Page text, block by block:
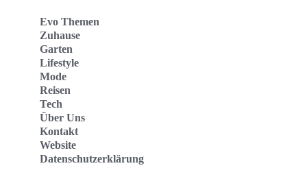
Evo Themen
Zuhause
Garten
Lifestyle
Mode
Reisen
Tech
Über Uns
Kontakt
Website
Datenschutzerklärung